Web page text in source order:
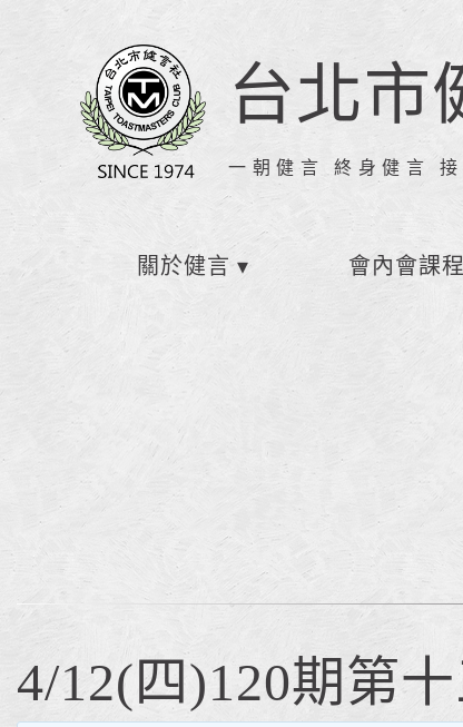
台北市
一朝健言 終身健言
關於健言 會內會課程
4/12(四)120期第